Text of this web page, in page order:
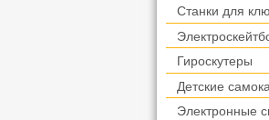
Станки для
Гироскутеры
Детские
Электронные